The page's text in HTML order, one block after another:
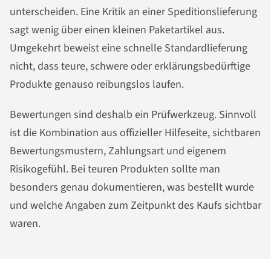
unterscheiden. Eine Kritik an einer Speditionslieferung
sagt wenig über einen kleinen Paketartikel aus.
Umgekehrt beweist eine schnelle Standardlieferung
nicht, dass teure, schwere oder erklärungsbedürftige
Produkte genauso reibungslos laufen.
Bewertungen sind deshalb ein Prüfwerkzeug. Sinnvoll
ist die Kombination aus offizieller Hilfeseite, sichtbaren
Bewertungsmustern, Zahlungsart und eigenem
Risikogefühl. Bei teuren Produkten sollte man
besonders genau dokumentieren, was bestellt wurde
und welche Angaben zum Zeitpunkt des Kaufs sichtbar
waren.